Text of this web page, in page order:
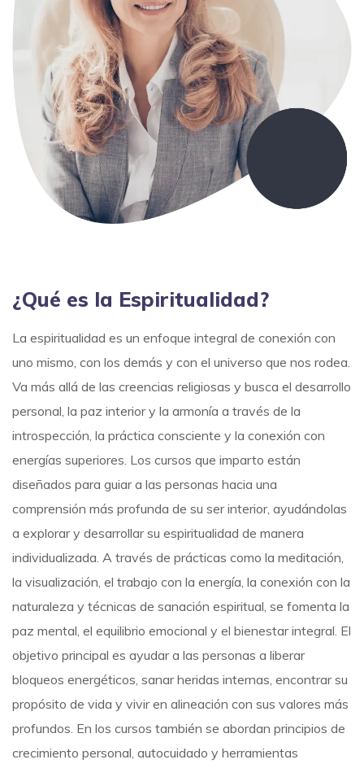
¿Qué es la Espiritualidad?
La espiritualidad es un enfoque integral de conexión con
uno mismo, con los demás y con el universo que nos rodea.
Va más allá de las creencias religiosas y busca el desarrollo
personal, la paz interior y la armonía a través de la
introspección, la práctica consciente y la conexión con
energías superiores. Los cursos que imparto están
diseñados para guiar a las personas hacia una
comprensión más profunda de su ser interior, ayudándolas
a explorar y desarrollar su espiritualidad de manera
individualizada. A través de prácticas como la meditación,
la visualización, el trabajo con la energía, la conexión con la
naturaleza y técnicas de sanación espiritual, se fomenta la
paz mental, el equilibrio emocional y el bienestar integral. El
objetivo principal es ayudar a las personas a liberar
bloqueos energéticos, sanar heridas internas, encontrar su
propósito de vida y vivir en alineación con sus valores más
profundos. En los cursos también se abordan principios de
crecimiento personal, autocuidado y herramientas